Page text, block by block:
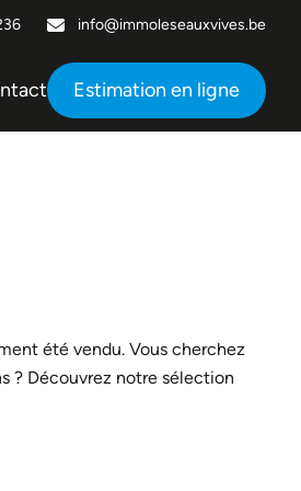
info@immoleseauxvives.be
Estimation en ligne
été vendu. Vous cherchez
? Découvrez notre sélection